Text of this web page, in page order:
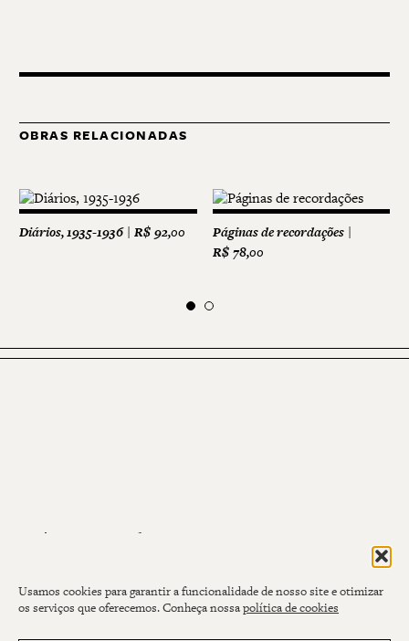
Usamos cookies para garantir a funcionalidade de nosso site e otimizar
os serviços que oferecemos. Conheça nossapolítica de cookies
OBRAS RELACIONADAS
Diários, 1935-1936 R$ 92,00
Páginas de recordações
R$ 78,00
Assine nossa newsletter
E-MAIL